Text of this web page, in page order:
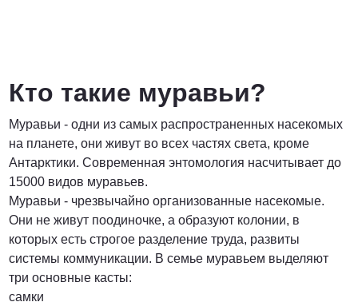
Кто такие муравьи?
Муравьи - одни из самых распространенных насекомых
на планете, они живут во всех частях света, кроме
Антарктики. Современная энтомология насчитывает до
15000 видов муравьев.
Муравьи - чрезвычайно организованные насекомые.
Они не живут поодиночке, а образуют колонии, в
которых есть строгое разделение труда, развиты
системы коммуникации. В семье муравьем выделяют
три основные касты:
самки